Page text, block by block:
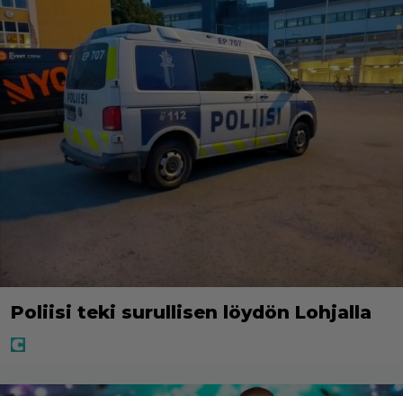
Poliisi teki surullisen löydön Lohjalla